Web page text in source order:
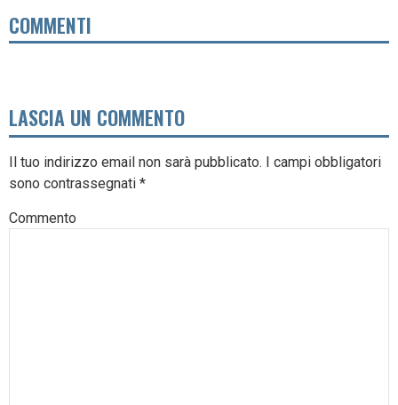
COMMENTI
LASCIA UN COMMENTO
Il tuo indirizzo email non sarà pubblicato. I campi obbligatori
sono contrassegnati *
Commento